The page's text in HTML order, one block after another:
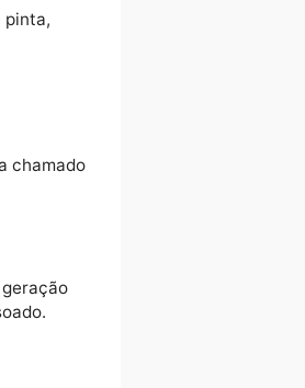
para se
de boa pinta,
era chamado